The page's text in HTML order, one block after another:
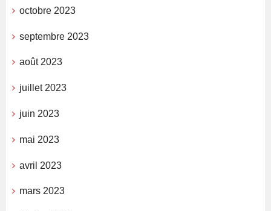
octobre 2023
septembre 2023
août 2023
juillet 2023
juin 2023
mai 2023
avril 2023
mars 2023